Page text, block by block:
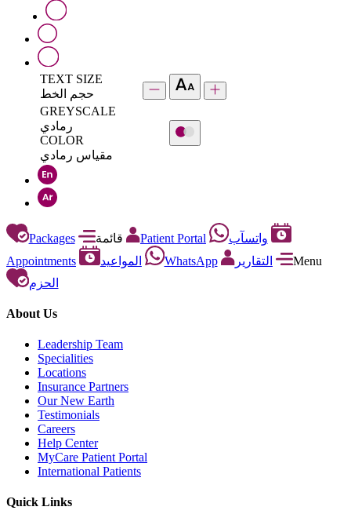
TEXT SIZE
حجم الخط
GREYSCALE
رمادي
COLOR
مقياس رمادي
Packages Patient Portal
واتسآب
Appointments
المواعيد WhatsApp التقارير
Menu
الحزم
About Us
Leadership Team
Specialities
Locations
Insurance Partners
Our New Earth
Testimonials
Careers
Help Center
MyCare Patient Portal
International Patients
Quick Links